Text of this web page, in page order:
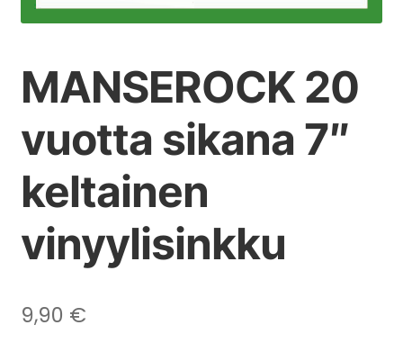
MANSEROCK 20
vuotta sikana 7″
keltainen
vinyylisinkku
9,90 €